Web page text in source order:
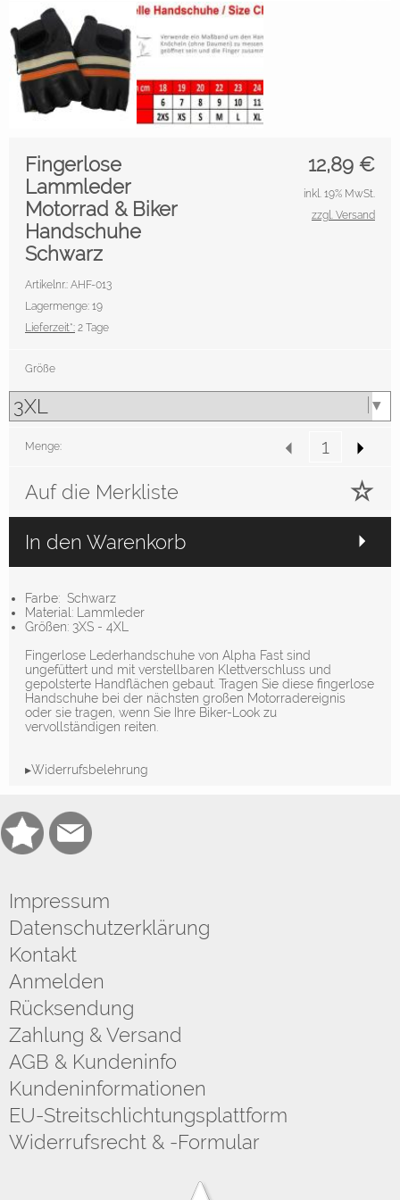
12,89 €
Fingerlose
Lammleder
Motorrad & Biker
Handschuhe
Schwarz
Artikelnr.: AHF-013
Lagermenge: 19
Lieferzeit*: 2 Tage
inkl. 19% MwSt.
zzgl. Versand
Größe
Menge:
Auf die Merkliste
In den Warenkorb
Farbe: Schwarz
Material: Lammleder
Größen: 3XS - 4XL
Fingerlose Lederhandschuhe von Alpha Fast sind
ungefüttert und mit verstellbaren Klettverschluss und
gepolsterte Handflächen gebaut. Tragen Sie diese fingerlose
Handschuhe bei der nächsten großen Motorradereignis
oder sie tragen, wenn Sie Ihre Biker-Look zu
vervollständigen reiten.
▸Widerrufsbelehrung
Impressum
Datenschutzerklärung
Kontakt
Anmelden
Rücksendung
Zahlung & Versand
AGB & Kundeninfo
Kundeninformationen
EU-Streitschlichtungsplattform
Widerrufsrecht & -Formular